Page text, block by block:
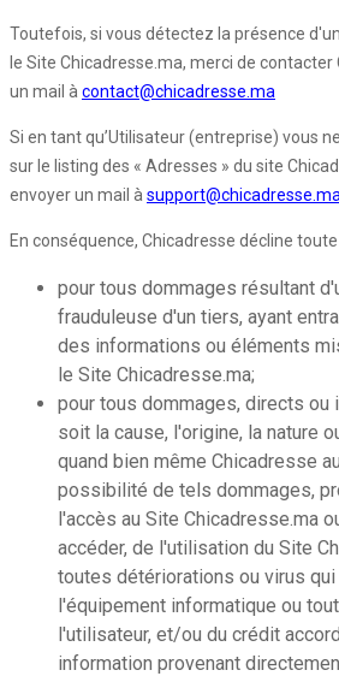
Toutefois, si vous détectez la présence
le Site Chicadresse.ma, merci de
un mail àcontact@chicadresse.ma
Si en tant qu’Utilisateur (entreprise) vous
sur le listing des « Adresses » du site
envoyer un mail à
En conséquence, Chicadresse décline
pour tous dommages résultant
frauduleuse d'un tiers, ayant
des informations ou éléments
le Site Chicadresse.ma;
pour tous dommages, directs ou
soit la cause, l'origine, la nature
quand bien même Chicadresse
possibilité de tels dommages,
l'accès au Site Chicadresse.ma
accéder, de l'utilisation du Site
toutes détériorations ou virus
l'équipement informatique ou
l'utilisateur, et/ou du crédit
information provenant